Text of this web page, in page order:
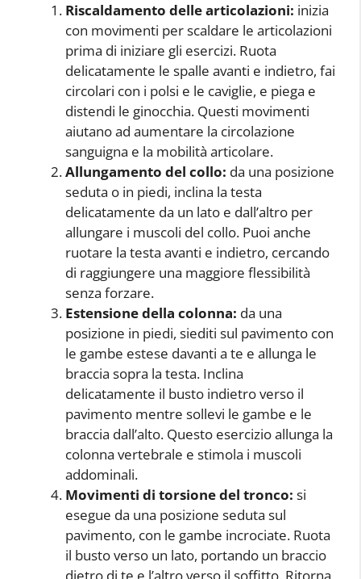
Riscaldamento delle articolazioni: inizia
con movimenti per scaldare le articolazioni
prima di iniziare gli esercizi. Ruota
delicatamente le spalle avanti e indietro, fai
circolari con i polsi e le caviglie, e piega e
distendi le ginocchia. Questi movimenti
aiutano ad aumentare la circolazione
sanguigna e la mobilità articolare.
Allungamento del collo: da una posizione
seduta o in piedi, inclina la testa
delicatamente da un lato e dall’altro per
allungare i muscoli del collo. Puoi anche
ruotare la testa avanti e indietro, cercando
di raggiungere una maggiore flessibilità
senza forzare.
Estensione della colonna: da una
posizione in piedi, siediti sul pavimento con
le gambe estese davanti a te e allunga le
braccia sopra la testa. Inclina
delicatamente il busto indietro verso il
pavimento mentre sollevi le gambe e le
braccia dall’alto. Questo esercizio allunga la
colonna vertebrale e stimola i muscoli
addominali.
Movimenti di torsione del tronco: si
esegue da una posizione seduta sul
pavimento, con le gambe incrociate. Ruota
il busto verso un lato, portando un braccio